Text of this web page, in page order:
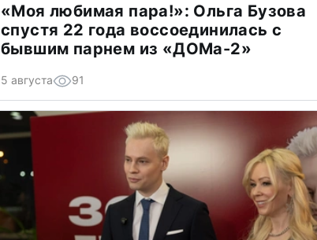
«Моя любимая пара!»: Ольга Бузова
спустя 22 года воссоединилась с
бывшим парнем из «ДОМа-2»
5 августа 91